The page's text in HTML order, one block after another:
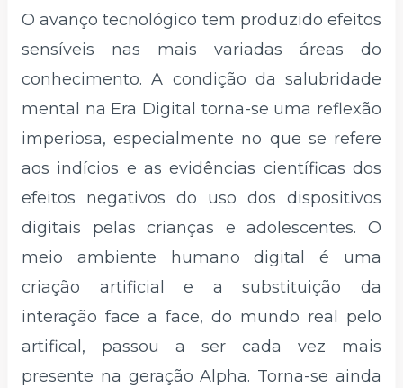
O avanço tecnológico tem produzido efeitos
sensíveis nas mais variadas áreas do
conhecimento. A condição da salubridade
mental na Era Digital torna-se uma reflexão
imperiosa, especialmente no que se refere
aos indícios e as evidências científicas dos
efeitos negativos do uso dos dispositivos
digitais pelas crianças e adolescentes. O
meio ambiente humano digital é uma
criação artificial e a substituição da
interação face a face, do mundo real pelo
artifical, passou a ser cada vez mais
presente na geração Alpha. Torna-se ainda